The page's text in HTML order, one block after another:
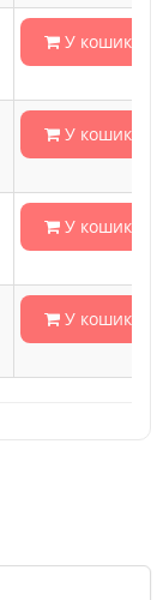
У кошик
У кошик
У кошик
У кошик